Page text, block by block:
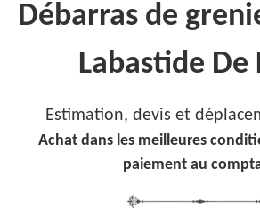
Débarras de
Labastide De
Estimation, devis et
Achat dans les meilleures
paiement au